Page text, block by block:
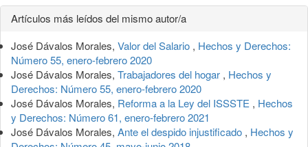
Detalles
del
artículo
Artículos más leídos del mismo autor/a
José Dávalos Morales, Valor del Salario , Hechos y Derechos:
Número 55, enero-febrero 2020
José Dávalos Morales, Trabajadores del hogar , Hechos y
Derechos: Número 55, enero-febrero 2020
José Dávalos Morales, Reforma a la Ley del ISSSTE , Hechos
y Derechos: Número 61, enero-febrero 2021
José Dávalos Morales, Ante el despido injustificado , Hechos y